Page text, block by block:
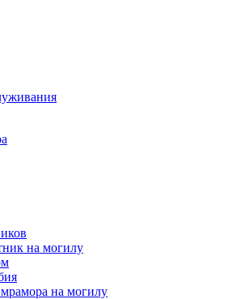
на могилу
на могилу